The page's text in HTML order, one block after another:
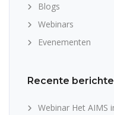
Blogs
Webinars
Evenementen
Recente
Webinar Het AIMS